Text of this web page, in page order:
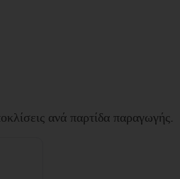
ανά παρτίδα παραγωγής.